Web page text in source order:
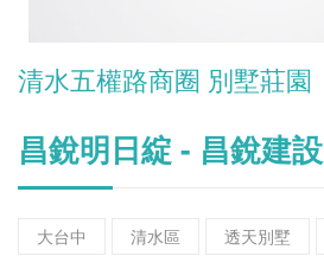
清水五權路商圈 別墅莊園
昌銳明日綻 - 昌銳建設
大台中 清水區 透天別墅